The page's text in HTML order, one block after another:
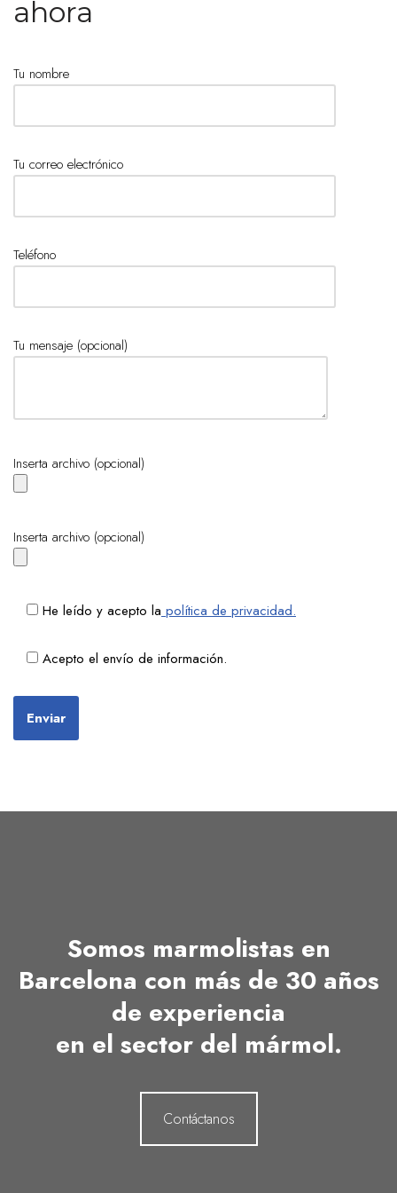
ahora
Tu nombre
Tu correo electrónico
Teléfono
Tu mensaje (opcional)
Inserta archivo (opcional)
Inserta archivo (opcional)
He leído y acepto la política de privacidad.
Acepto el envío de información.
Somos marmolistas en
Barcelona con más de 30 años
de experiencia
en el sector del mármol.
Contáctanos